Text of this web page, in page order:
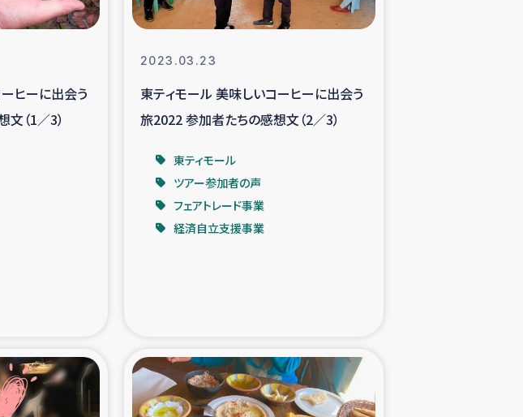
経済自立支援事業
ガザ地区での公園の緑化を通じた支援事業
ガザ地区酪農を通した女性グループの生計支援
フェアトレード事業
デニヤヤ小規模紅茶農家支援
アイナロ県マウベシ郡でのコーヒー畑改善事業
ヒーに出会う
（1／3）
2023.03.23
東ティモール 美味しいコーヒーに出会う
旅2022 参加者たちの感想文（2／3）
東ティモール
ツアー参加者の声
フェアトレード事業
経済自立支援事業